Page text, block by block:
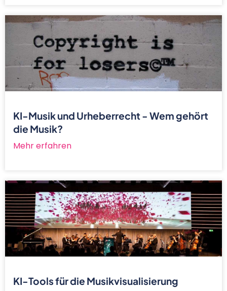
KI-Musik und Urheberrecht - Wem gehört
die Musik?
Mehr erfahren
KI-Tools für die Musikvisualisierung